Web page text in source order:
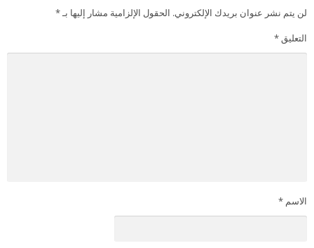
لن يتم نشر عنوان بريدك الإلكتروني. الحقول الإلزامية مشار إليها بـ*
التعليق*
الاسم *